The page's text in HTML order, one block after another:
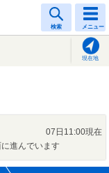
検索 メニュー
現在地
07日11:00現在
進んでいます